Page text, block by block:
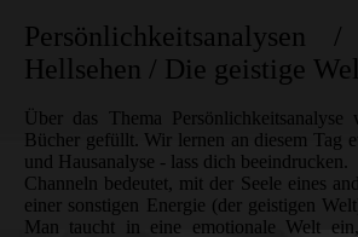
Persönlichkeitsanalysen
Hellsehen / Die geistige
Über das Thema Persönlichkeitsanalyse
Bücher gefüllt. Wir lernen an diesem Tag
und Hausanalyse - lass dich beeindrucken.
Channeln bedeutet, mit der Seele eines
einer sonstigen Energie (der geistigen
Man taucht in eine emotionale Welt